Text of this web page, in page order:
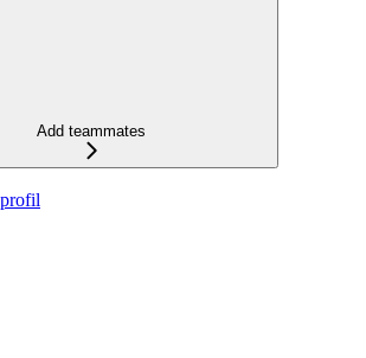
Add teammates